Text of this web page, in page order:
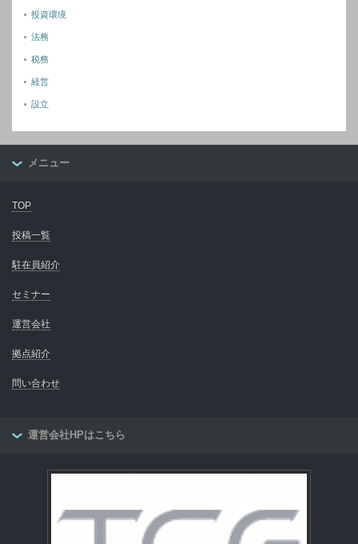
投資環境
法務
税務
経営
設立
メニュー
TOP
投稿一覧
駐在員紹介
セミナー
運営会社
拠点紹介
問い合わせ
運営会社HPはこちら